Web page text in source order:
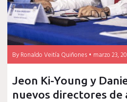
ByRonaldo Veitía Quiñones marzo 23,
Jeon Ki-Young y
nuevos directores de